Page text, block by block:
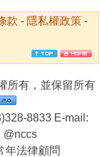
款 - 隱私權政策 -
所有，並保留所有
8833 E-mail:
@nccs
年法律顧問